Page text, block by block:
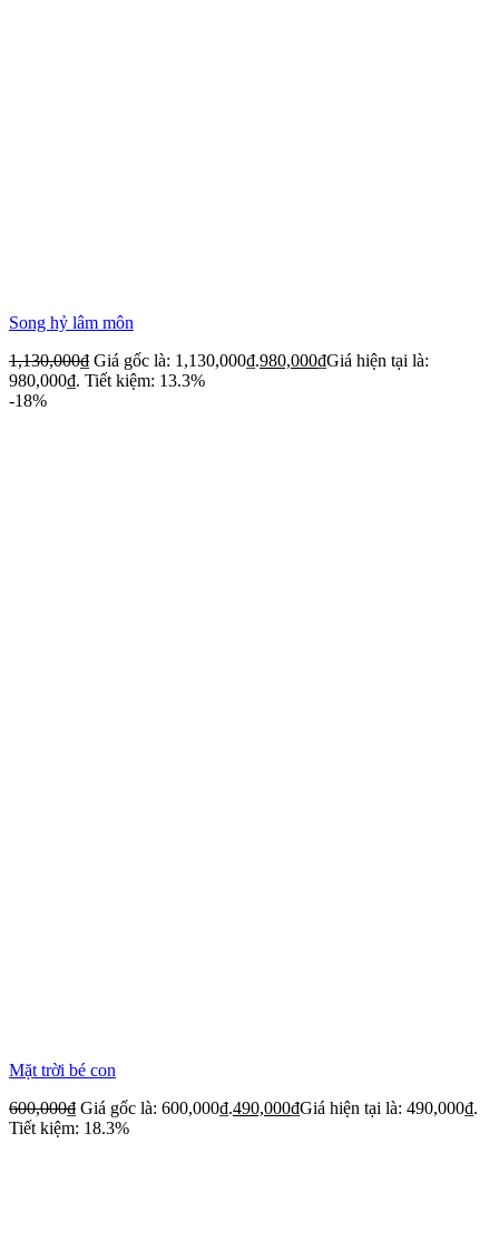
Song hỷ lâm môn
1,130,000₫ Giá gốc là: 1,130,000₫.980,000₫Giá hiện tại là:
980,000₫. Tiết kiệm: 13.3%
-18%
Mặt trời bé con
600,000₫ Giá gốc là: 600,000₫.490,000₫Giá hiện tại là: 490,000₫.
Tiết kiệm: 18.3%